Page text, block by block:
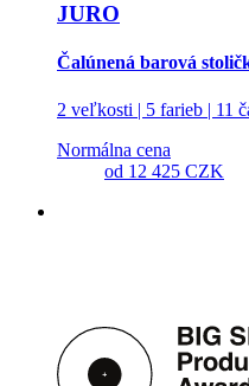
JURO
Čalúnená barová
2 veľkosti | 5 farieb | 11
Normálna cena
od 12 425 CZK